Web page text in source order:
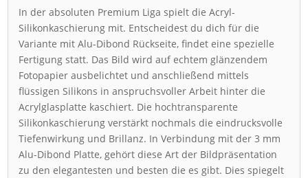
In der absoluten Premium Liga spielt die Acryl-
Silikonkaschierung mit. Entscheidest du dich für die
Variante mit Alu-Dibond Rückseite, findet eine spezielle
Fertigung statt. Das Bild wird auf echtem glänzendem
Fotopapier ausbelichtet und anschließend mittels
flüssigen Silikons in anspruchsvoller Arbeit hinter die
Acrylglasplatte kaschiert. Die hochtransparente
Silikonkaschierung verstärkt nochmals die eindrucksvolle
Tiefenwirkung und Brillanz. In Verbindung mit der 3 mm
Alu-Dibond Platte, gehört diese Art der Bildpräsentation
zu den elegantesten und besten die es gibt. Dies spiegelt